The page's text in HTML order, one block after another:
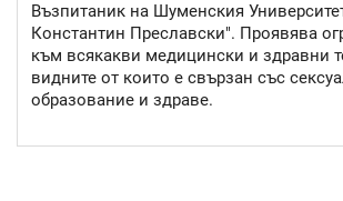
Възпитаник на Шуменския
Константин Преславски". Проявява
към всякакви медицински и здравни
видните от които е свързан със
образование и здраве.